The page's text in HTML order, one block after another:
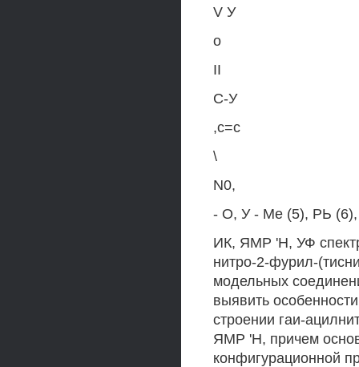
V У
о
II
С-У
,с=с
\
N0,
- О, У - Ме (5), РЬ
ИК, ЯМР 'Н, УФ
нитро-2-фурил-
модельных
выявить
строении гаи-
ЯМР 'Н, причем
конфигурационной